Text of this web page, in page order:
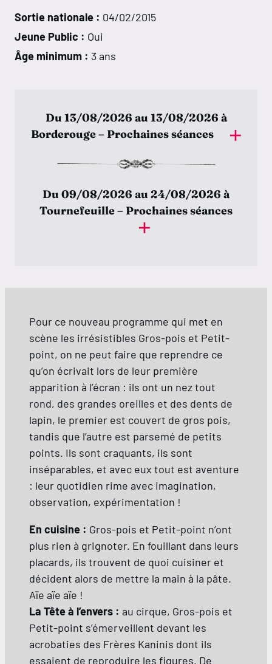
Sortie nationale : 04/02/2015
Jeune Public : Oui
Âge minimum : 3 ans
14:00
Du 13/08/2026 au 13/08/2026 à
Borderouge – Prochaines séances
15:50
Lundi 24 août
15:45
Du 09/08/2026 au 24/08/2026 à
Tournefeuille – Prochaines séances
Pour ce nouveau programme qui met en
scène les irrésistibles Gros-pois et Petit-
point, on ne peut faire que reprendre ce
qu’on écrivait lors de leur première
apparition à l’écran : ils ont un nez tout
rond, des grandes oreilles et des dents de
lapin, le premier est couvert de gros pois,
tandis que l’autre est parsemé de petits
points. Ils sont craquants, ils sont
inséparables, et avec eux tout est aventure
: leur quotidien rime avec imagination,
observation, expérimentation !
En cuisine : Gros-pois et Petit-point n’ont
plus rien à grignoter. En fouillant dans leurs
placards, ils trouvent de quoi cuisiner et
décident alors de mettre la main à la pâte.
Aïe aïe aïe !
La Tête à l’envers : au cirque, Gros-pois et
Petit-point s’émerveillent devant les
acrobaties des Frères Kaninis dont ils
essaient de reproduire les figures. De